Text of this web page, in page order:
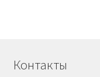
Контакты